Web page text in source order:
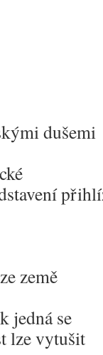
dušemi
země
jedná se
lze vytušit